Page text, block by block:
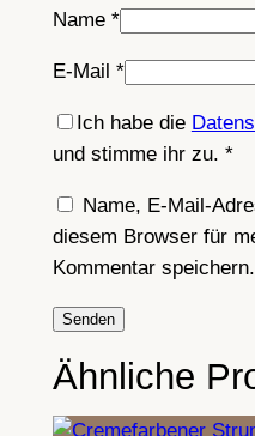
t
h
d
e
G
ö
ß
Name *
E-Mail *
Ich habe die
und stimme ihr zu. *
Name, E-Mail-
diesem Browser für
Kommentar speichern.
Ähnliche